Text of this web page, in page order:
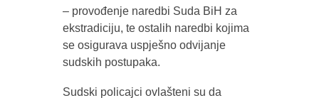
– provođenje naredbi Suda BiH za
ekstradiciju, te ostalih naredbi kojima
se osigurava uspješno odvijanje
sudskih postupaka.
Sudski policajci ovlašteni su da